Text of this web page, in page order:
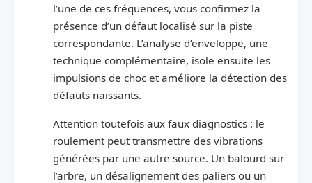
l’une de ces fréquences, vous confirmez la
présence d’un défaut localisé sur la piste
correspondante. L’analyse d’enveloppe, une
technique complémentaire, isole ensuite les
impulsions de choc et améliore la détection des
défauts naissants.
Attention toutefois aux faux diagnostics : le
roulement peut transmettre des vibrations
générées par une autre source. Un balourd sur
l’arbre, un désalignement des paliers ou un